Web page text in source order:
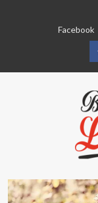
Facebook